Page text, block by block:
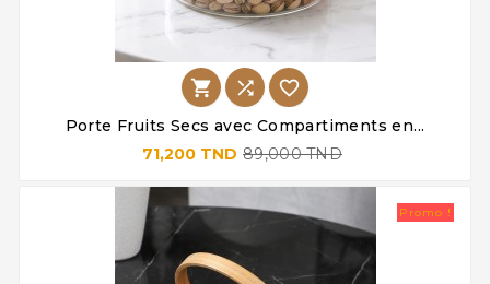
  
Porte Fruits Secs avec Compartiments en...
71,200 TND 89,000 TND
Promo !